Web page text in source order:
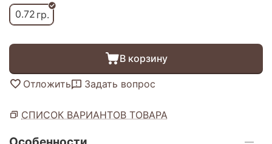
0.72 гр.
В корзину
Отложить Задать вопрос
СПИСОК ВАРИАНТОВ ТОВАРА